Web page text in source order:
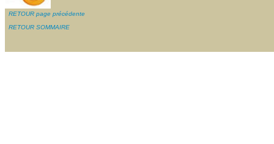
RETOUR page précédente
RETOUR SOMMAIRE